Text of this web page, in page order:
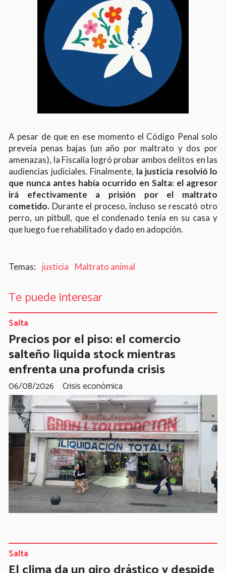
A pesar de que en ese momento el Código Penal solo
preveía penas bajas (un año por maltrato y dos por
amenazas), la Fiscalía logró probar ambos delitos en las
audiencias judiciales. Finalmente, la justicia resolvió lo
que nunca antes había ocurrido en Salta: el agresor
irá efectivamente a prisión por el maltrato
cometido. Durante el proceso, incluso se rescató otro
perro, un pitbull, que el condenado tenía en su casa y
que luego fue rehabilitado y dado en adopción.
justicia Maltrato animal
Te puede interesar
Precios por el piso: el comercio
salteño liquida stock mientras
enfrenta una profunda crisis
Crisis económica
Salta
06/08/2026
Salta